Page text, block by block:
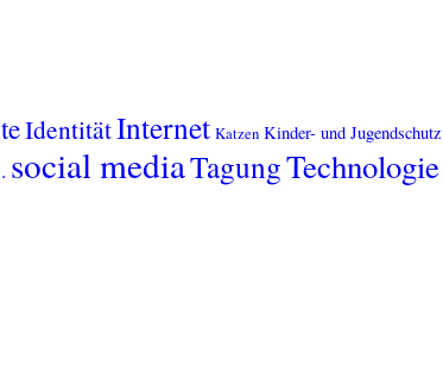
IdentitätInternet Katzen Kinder- und Jugendschutz
social mediaTagungTechnologie